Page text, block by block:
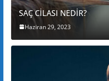
SAÇ CİLASI NEDİR?
Haziran 29, 2023